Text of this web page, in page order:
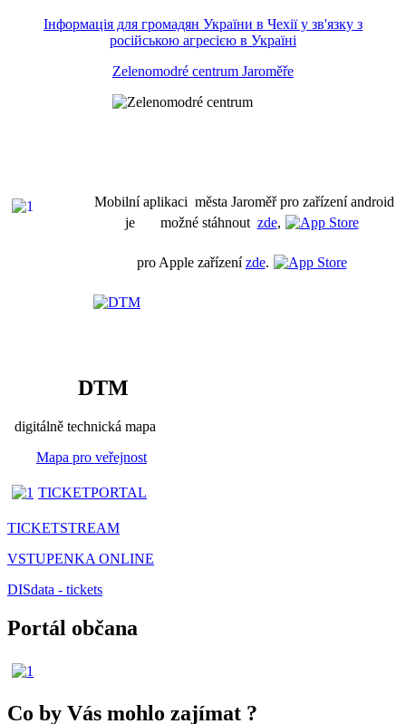
Інформація для громадян України в Чехії у зв'язку з
російською агресією в Україні
Zelenomodré centrum Jaroměře
Mobilní aplikaci města Jaroměř pro zařízení android
je možné stáhnout zde,
pro Apple zařízenízde.
DTM
digitálně technická mapa
Mapa pro veřejnost
TICKETPORTAL
TICKETSTREAM
VSTUPENKA ONLINE
DISdata - tickets
Portál občana
Co by Vás mohlo zajímat ?